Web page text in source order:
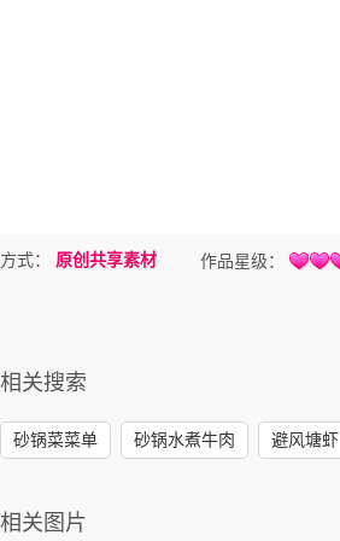
方式： 原创共享素材 作品星级：
相关搜索
砂锅菜菜单 砂锅水煮牛肉 避风塘虾
相关图片